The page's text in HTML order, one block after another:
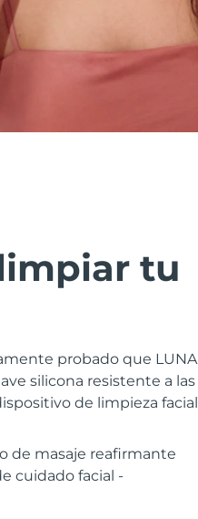
tu
probado que LUNA
silicona resistente a las
de limpieza facial
de masaje reafirmante
cuidado facial -